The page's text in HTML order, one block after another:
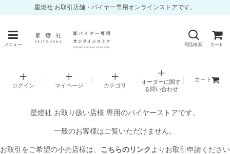
星燈社 お取引店舗・バイヤー専用オンラインストアです。
メニュー 商品検索 カート
ログイン マイページ カテゴリ
オーダーに関す
る問い合わせ
カート
星燈社 お取り扱い店様 専用のバイヤーストアです。
一般のお客様はご覧いただけません。
お取引をご希望の小売店様は、 こちらのリンク よりお取引申請ください